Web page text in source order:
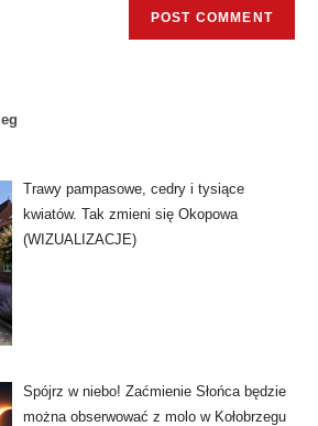
Trawy pampasowe, cedry i tysiące
kwiatów. Tak zmieni się Okopowa
(WIZUALIZACJE)
Spójrz w niebo! Zaćmienie Słońca będzie
można obserwować z molo w Kołobrzegu